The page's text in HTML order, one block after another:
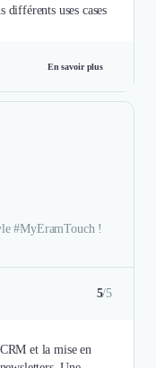
différents uses cases
En savoir plus
#MyEramTouch !
5/5
et la mise en